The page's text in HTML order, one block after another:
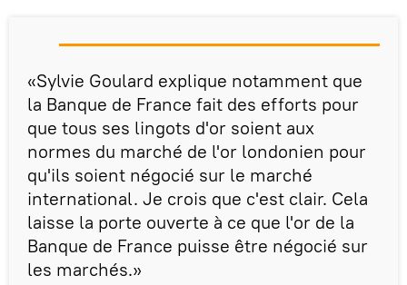
«Sylvie Goulard explique notamment que
la Banque de France fait des efforts pour
que tous ses lingots d'or soient aux
normes du marché de l'or londonien pour
qu'ils soient négocié sur le marché
international. Je crois que c'est clair. Cela
laisse la porte ouverte à ce que l'or de la
Banque de France puisse être négocié sur
les marchés.»